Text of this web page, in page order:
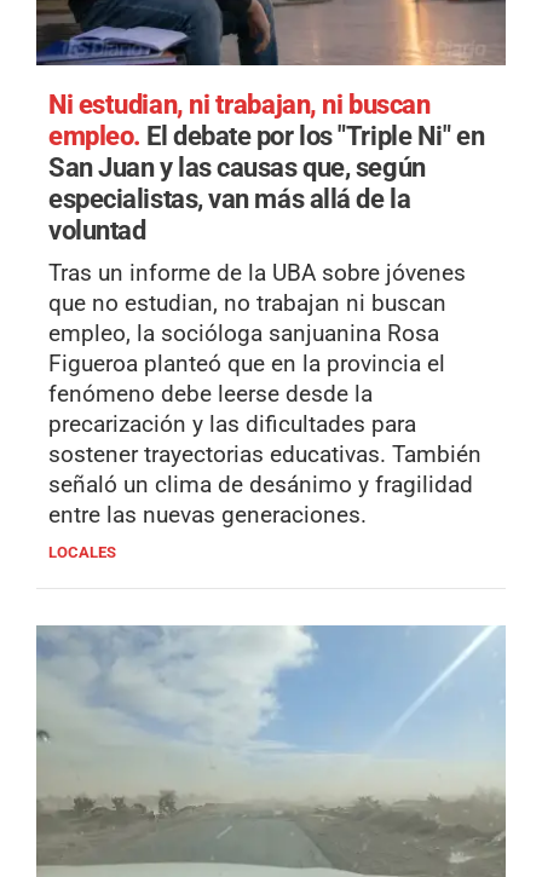
Ni estudian, ni trabajan, ni buscan
empleo. El debate por los "Triple Ni" en
San Juan y las causas que, según
especialistas, van más allá de la
voluntad
Tras un informe de la UBA sobre jóvenes
que no estudian, no trabajan ni buscan
empleo, la socióloga sanjuanina Rosa
Figueroa planteó que en la provincia el
fenómeno debe leerse desde la
precarización y las dificultades para
sostener trayectorias educativas. También
señaló un clima de desánimo y fragilidad
entre las nuevas generaciones.
LOCALES